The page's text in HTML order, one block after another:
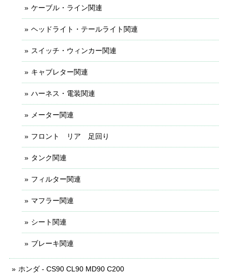
ケーブル・ライン関連
ヘッドライト・テールライト関連
スイッチ・ウィンカー関連
キャブレター関連
ハーネス・電装関連
メーター関連
フロント リア 足回り
タンク関連
フィルター関連
マフラー関連
シート関連
ブレーキ関連
ホンダ - CS90 CL90 MD90 C200